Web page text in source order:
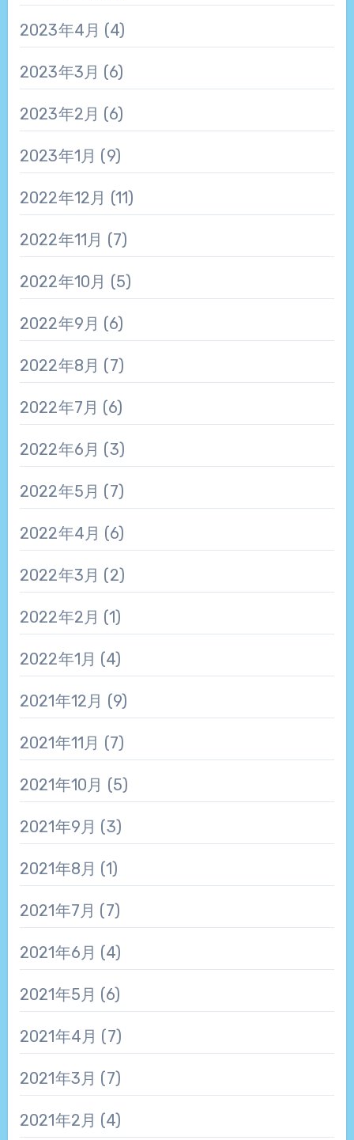
2023年4月 (4)
2023年3月 (6)
2023年2月 (6)
2023年1月 (9)
2022年12月 (11)
2022年11月 (7)
2022年10月 (5)
2022年9月 (6)
2022年8月 (7)
2022年7月 (6)
2022年6月 (3)
2022年5月 (7)
2022年4月 (6)
2022年3月 (2)
2022年2月 (1)
2022年1月 (4)
2021年12月 (9)
2021年11月 (7)
2021年10月 (5)
2021年9月 (3)
2021年8月 (1)
2021年7月 (7)
2021年6月 (4)
2021年5月 (6)
2021年4月 (7)
2021年3月 (7)
2021年2月 (4)